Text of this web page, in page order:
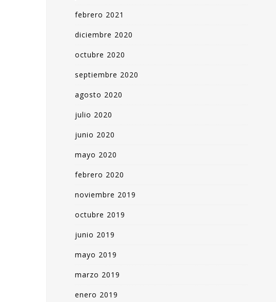
febrero 2021
diciembre 2020
octubre 2020
septiembre 2020
agosto 2020
julio 2020
junio 2020
mayo 2020
febrero 2020
noviembre 2019
octubre 2019
junio 2019
mayo 2019
marzo 2019
enero 2019